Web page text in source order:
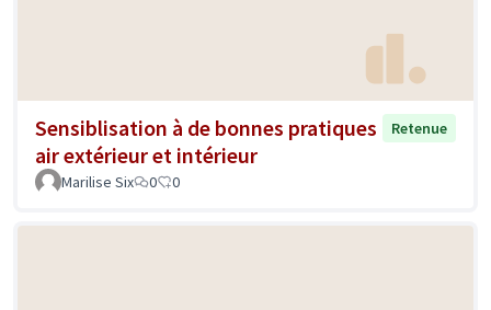
Sensiblisation à de bonnes pratiques
air extérieur et intérieur
Retenue
Marilise Six 0 0